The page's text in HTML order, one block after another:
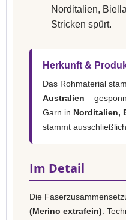
Norditalien,
Stricken spürt.
Herkunft &
Das Rohmaterial
Australien –
Garn in Norditalien,
stammt
Im Detail
Die
(Merino extrafein) .